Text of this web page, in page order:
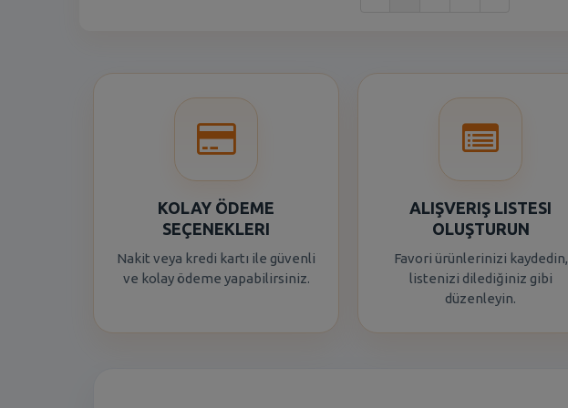
KOLAY ÖDEME
SEÇENEKLERI
Nakit veya kredi kartı ile güvenli
ve kolay ödeme yapabilirsiniz.
ALIŞVERIŞ LISTESI
OLUŞTURUN
Favori ürünlerinizi kaydedin,
listenizi dilediğiniz gibi
düzenleyin.